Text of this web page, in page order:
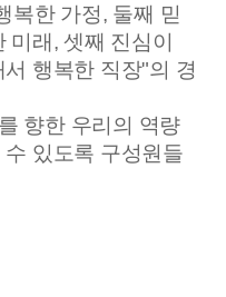
복한 가정, 둘째 믿
미래, 셋째 진심이
행복한 직장"의 경
향한 우리의 역량
있도록 구성원들